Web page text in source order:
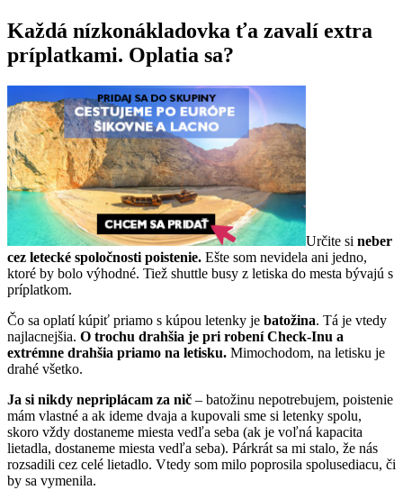
Každá nízkonákladovka ťa zavalí extra
príplatkami. Oplatia sa?
Určite si neber
cez letecké spoločnosti poistenie. Ešte som nevidela ani jedno,
ktoré by bolo výhodné. Tiež shuttle busy z letiska do mesta bývajú s
príplatkom.
Čo sa oplatí kúpiť priamo s kúpou letenky je batožina. Tá je vtedy
najlacnejšia. O trochu drahšia je pri robení Check-Inu a
extrémne drahšia priamo na letisku. Mimochodom, na letisku je
drahé všetko.
Ja si nikdy nepriplácam za nič – batožinu nepotrebujem, poistenie
mám vlastné a ak ideme dvaja a kupovali sme si letenky spolu,
skoro vždy dostaneme miesta vedľa seba (ak je voľná kapacita
lietadla, dostaneme miesta vedľa seba). Párkrát sa mi stalo, že nás
rozsadili cez celé lietadlo. Vtedy som milo poprosila spolusediacu, či
by sa vymenila.